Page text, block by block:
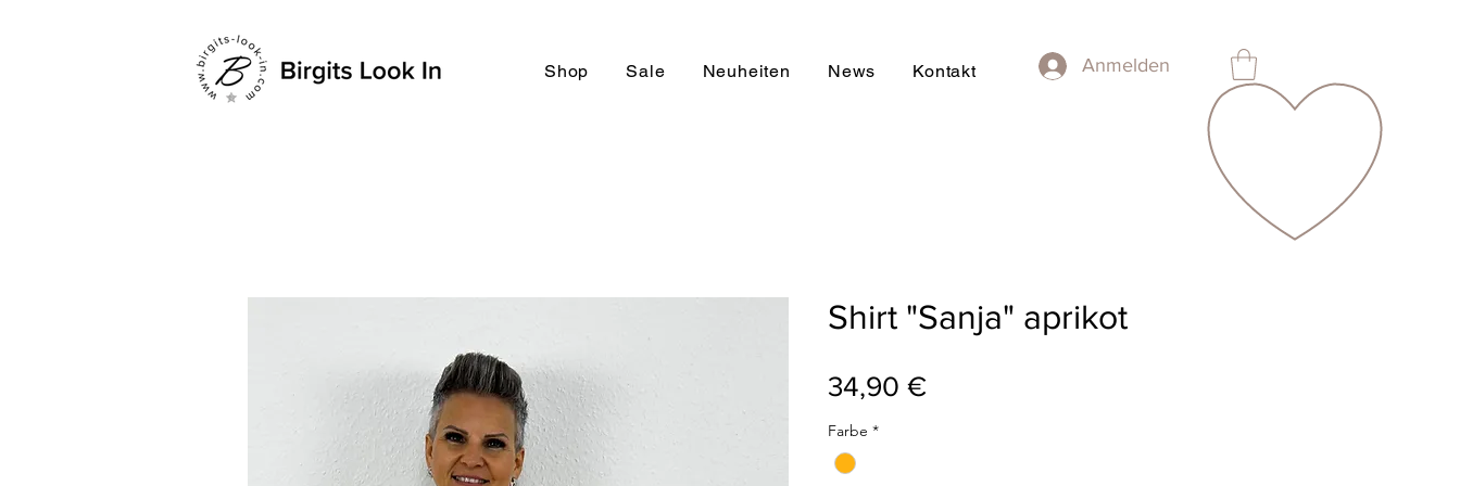
Shop Sale Neuheiten News Kontakt Anmelden
Shirt "Sanja" aprikot
34,90 €Preis
Farbe *